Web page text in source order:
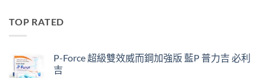
TOP RATED
P-Force 超級雙效威而鋼加強版 藍P 普力吉 必利
吉